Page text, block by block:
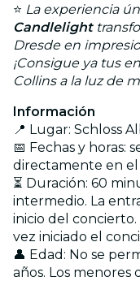
⭐ La experiencia
Candlelight
Dresde en
¡Consigue ya tus
Collins a la luz de
Información
📍 Lugar: Schloss
📅 Fechas y horas:
directamente en
⏳ Duración: 60
intermedio. La
inicio del concierto.
vez iniciado el
👤 Edad: No se
años. Los menores